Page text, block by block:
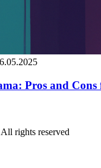
Pros and Cons
rights reserved